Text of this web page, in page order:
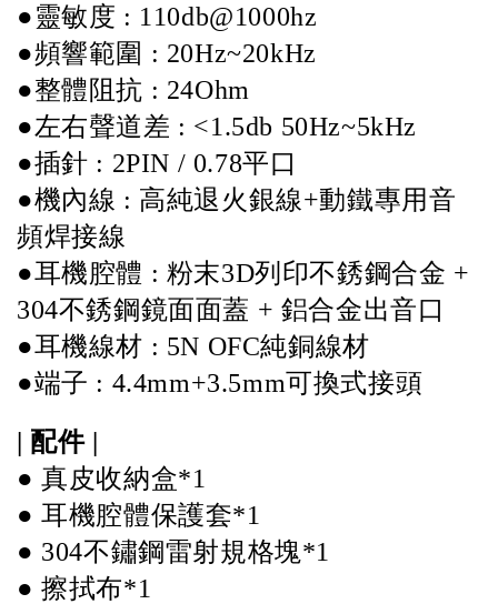
●靈敏度 : 110db@1000hz
●頻響範圍 : 20Hz~20kHz
●整體阻抗 : 24Ohm
●左右聲道差 : <1.5db 50Hz~5kHz
●插針 : 2PIN / 0.78平口
●機內線 : 高純退火銀線+動鐵專用音
頻焊接線
●耳機腔體 : 粉末3D列印不銹鋼合金 +
304不銹鋼鏡面面蓋 + 鋁合金出音口
●耳機線材 : 5N OFC純銅線材
●端子 : 4.4mm+3.5mm可換式接頭
| 配件 |
● 真皮收納盒*1
● 耳機腔體保護套*1
● 304不鏽鋼雷射規格塊*1
● 擦拭布*1